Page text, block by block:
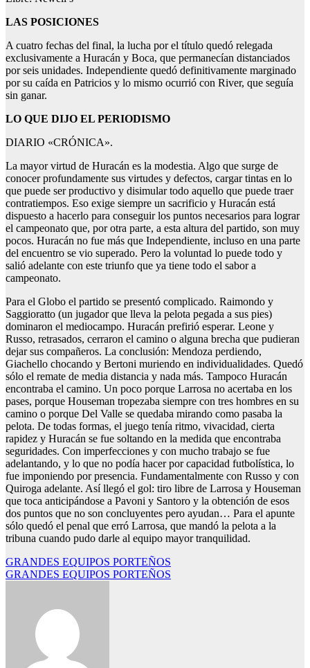
LAS POSICIONES
A cuatro fechas del final, la lucha por el título quedó relegada
exclusivamente a Huracán y Boca, que permanecían distanciados
por seis unidades. Independiente quedó definitivamente marginado
por su caída en Patricios y lo mismo ocurrió con River, que seguía
sin ganar.
LO QUE DIJO EL PERIODISMO
DIARIO «CRÓNICA».
La mayor virtud de Huracán es la modestia. Algo que surge de
conocer profundamente sus virtudes y defectos, cargar tintas en lo
que puede ser productivo y disimular todo aquello que puede traer
contratiempos. Eso exige siempre un sacrificio y Huracán está
dispuesto a hacerlo para conseguir los puntos necesarios para lograr
el campeonato que, por otra parte, a esta altura del partido, son muy
pocos. Huracán no fue más que Independiente, incluso en una parte
del encuentro se vio superado. Pero la voluntad lo puede todo y
salió adelante con este triunfo que ya tiene todo el sabor a
campeonato.
Para el Globo el partido se presentó complicado. Raimondo y
Saggioratto (un jugador que lleva la pelota pegada a sus pies)
dominaron el mediocampo. Huracán prefirió esperar. Leone y
Russo, retrasados, cerraron el camino o alguna brecha que pudieran
dejar sus compañeros. La conclusión: Mendoza perdiendo,
Giachello chocando y Bertoni muriendo en individualidades. Quedó
sólo el remate de media distancia y nada más. Tampoco Huracán
encontraba el camino. Un poco porque Larrosa no acertaba en los
pases, porque Houseman tropezaba siempre con tres hombres en su
camino o porque Del Valle se quedaba mirando como pasaba la
pelota. De todas formas, el juego tenía ritmo, vivacidad, cierta
rapidez y Huracán se fue soltando en la medida que encontraba
seguridades. Con imperfecciones y con mucho trabajo se fue
adelantando, y lo que no podía hacer por capacidad futbolística, lo
fue imponiendo por presencia. Fundamentalmente con Russo y con
Quiroga adelante. Así llegó el gol: tiro libre de Larrosa y Houseman
que toca anticipándose a Pavoni y Santoro y la obtención de esos
dos puntos que no son concluyentes pero ayudan… Para el apunte
sólo quedó el penal que erró Larrosa, que mandó la pelota a la
tribuna cuando pudo darle al equipo mayor tranquilidad.
Navegación
de
GRANDES EQUIPOS PORTEÑOS
GRANDES EQUIPOS PORTEÑOS